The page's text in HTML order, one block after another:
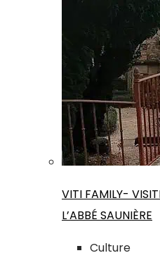
VITI FAMILY-
L’ABBÉ SAUNIÈRE
Culture